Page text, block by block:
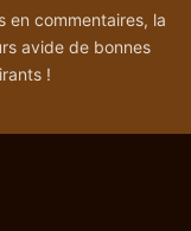
en commentaires, la
avide de bonnes
!